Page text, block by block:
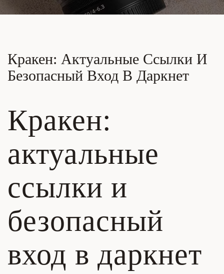
Кракен: Актуальные Ссылки И
Безопасный Вход В Даркнет
Кракен:
актуальные
ссылки и
безопасный
вход в даркнет